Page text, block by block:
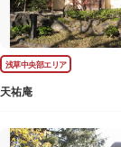
浅草中央部エリア
天祐庵